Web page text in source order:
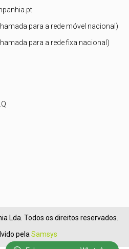
para a rede móvel nacional)
para a rede fixa nacional)
Lda. Todos os direitos reservados.
pelaSamsys